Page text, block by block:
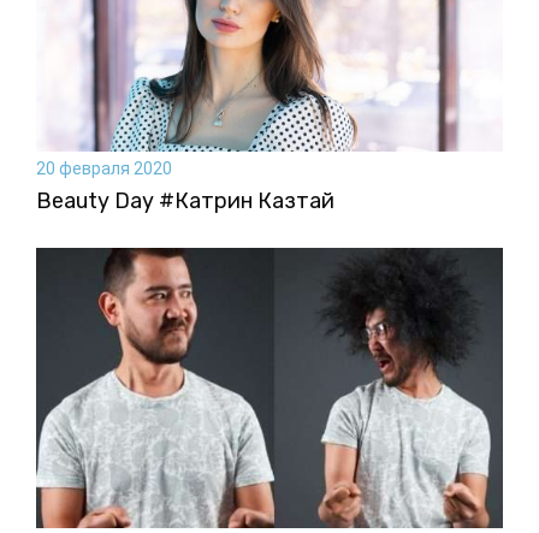
20 февраля 2020
Beauty Day #Катрин Казтай